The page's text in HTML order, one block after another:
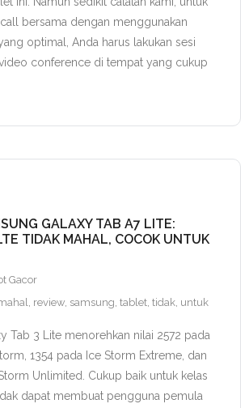
bersama dengan menggunakan
optimal, Anda harus lakukan sesi
conference di tempat yang cukup
GALAXY TAB A7 LITE:
TIDAK MAHAL, COCOK UNTUK
Gacor
review samsung tablet tidak untuk
Tab 3 Lite menorehkan nilai 2572 pada
1354 pada Ice Storm Extreme, dan
Unlimited. Cukup baik untuk kelas
dapat membuat pengguna pemula